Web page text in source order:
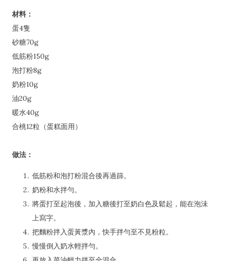
材料：
蛋4隻
砂糖70g
低筋粉150g
泡打粉8g
奶粉10g
油20g
暖水40g
合桃12粒（蛋糕面用）
做法：
低筋粉和泡打粉混合後再過篩。
奶粉和水拌勻。
將蛋打至起泡後，加入糖後打至奶白色及鬆起，能在泡沬
上寫字。
把麵粉拌入蛋黃漿內，快手拌勻至不見粉粒。
慢慢倒入奶水輕拌勻。